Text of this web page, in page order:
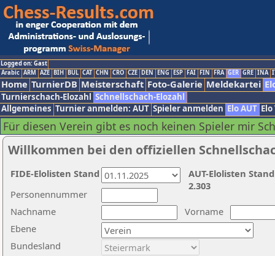
Logged on: Gast
Arabic ARM AZE BIH BUL CAT CHN CRO CZE DEN ENG ESP FAI FIN FRA GER GRE INA
Home TurnierDB Meisterschaft Foto-Galerie Meldekartei
Turnierschach-Elozahl Schnellschach-Elozahl
Allgemeines Turnier anmelden: AUT Spieler anmelden Elo AUT
Für diesen Verein gibt es noch keinen Spieler mir
Willkommen bei den offiziellen
Nachname
Vorname
Ebene
Personennummer
Bundesland
AUT-Elolisten
2.303
FIDE-Elolisten Stand